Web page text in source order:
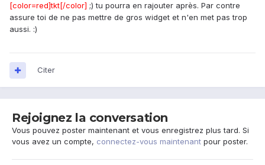
[color=red]tkt[/color] ;) tu pourra en rajouter après. Par contre
assure toi de ne pas mettre de gros widget et n'en met pas trop
aussi. :)
Citer
Rejoignez la conversation
Vous pouvez poster maintenant et vous enregistrez plus tard. Si
vous avez un compte, connectez-vous maintenant pour poster.